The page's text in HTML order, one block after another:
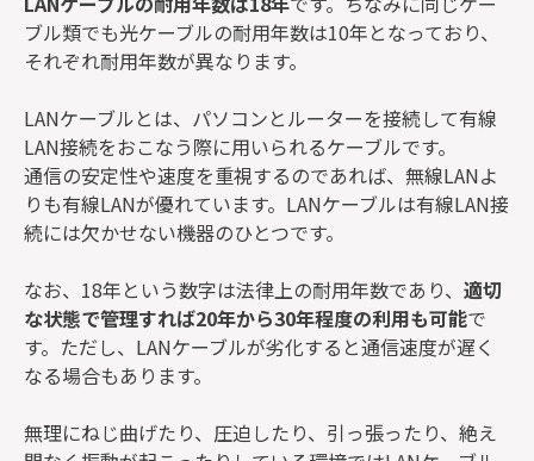
ブル類でも光ケーブルの耐用年数は10年となっており、
それぞれ耐用年数が異なります。
LANケーブルとは、パソコンとルーターを接続して有線
LAN接続をおこなう際に用いられるケーブルです。
通信の安定性や速度を重視するのであれば、無線LANよ
りも有線LANが優れています。LANケーブルは有線LAN接
続には欠かせない機器のひとつです。
なお、18年という数字は法律上の耐用年数であり、 適切
な状態で管理すれば20年から30年程度の利用も可能で
す。ただし、LANケーブルが劣化すると通信速度が遅く
なる場合もあります。
無理にねじ曲げたり、圧迫したり、引っ張ったり、絶え